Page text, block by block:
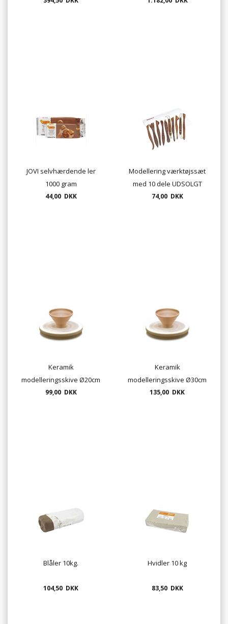
JOVI selvhærdende ler
1000 gram
44,00 DKK
Modellering værktøjssæt
med 10 dele UDSOLGT
74,00 DKK
Keramik
modelleringsskive Ø20cm
- drejeplade i MDF
99,00 DKK
Keramik
modelleringsskive Ø30cm
- drejeplade i MDF
135,00 DKK
Blåler 10kg.
104,50 DKK
Hvidler 10 kg
83,50 DKK